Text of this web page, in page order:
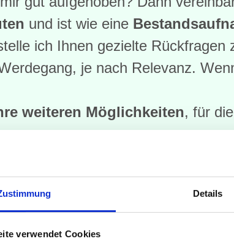
Details
verwendet Cookies
und ist wie eine
ich Ihnen gezielte Rückfragen
je nach Relevanz.
weiteren Möglichkeiten, für